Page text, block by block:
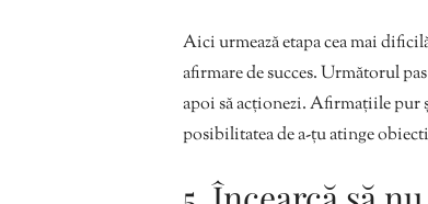
Aici urmează etapa cea mai
afirmare de succes. Următorul
apoi să acționezi. Afirmațiile pur
posibilitatea de a-țu atinge